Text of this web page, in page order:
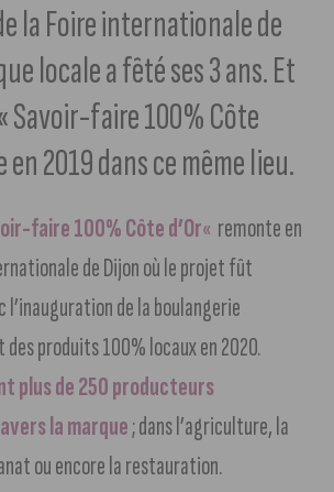
la Foire internationale de
locale a fêté ses 3 ans. Et
Savoir-faire 100% Côte
en 2019 dans ce même lieu.
faire 100% Côte d’Or« remonte en
de Dijon où le projet fût
l’inauguration de la boulangerie
produits 100% locaux en 2020.
plus de 250 producteurs
la marque; dans l’agriculture, la
ou encore la restauration.